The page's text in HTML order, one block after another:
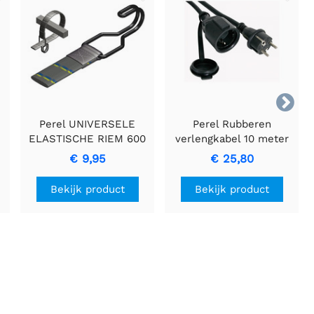

Perel UNIVERSELE
ELASTISCHE RIEM 600
x 20 mm
€ 9,95
Bekijk product
Perel Rubberen
verlengkabel 10 meter
met 3G1.5 geleiders
€ 25,80
Bekijk product